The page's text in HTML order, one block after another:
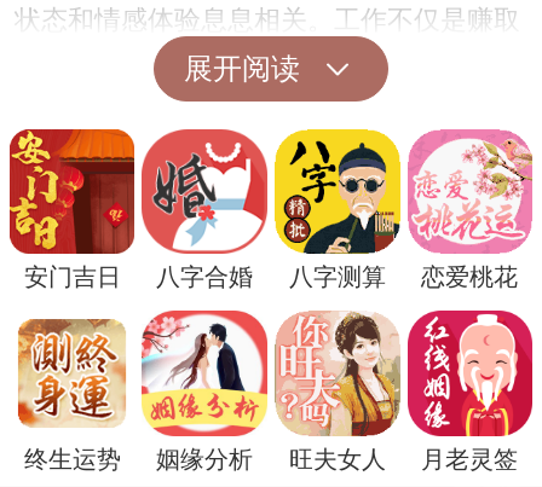
状态和情感体验息息相关。工作不仅是赚取
生活所需的手段，更是个体情感体验和心理
时可能暗示着个体对目前生活状态的满足或
者不满，对未来的期待和展望。
展开阅读
安门吉日 八字合婚 八字测算 恋爱桃花
终生运势 姻缘分析 旺夫女人 月老灵签